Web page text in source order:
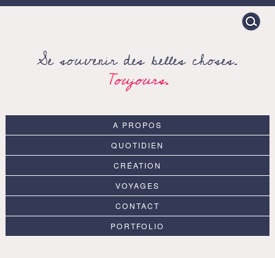
Search
for:
Se souvenir des belles choses.
Toujours.
A PROPOS
QUOTIDIEN
CRÉATION
VOYAGES
CONTACT
PORTFOLIO